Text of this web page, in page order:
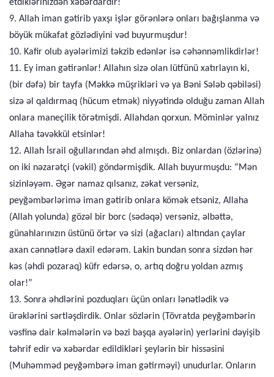
etdiklərinizdən xəbərdardır!
9. Allah iman gətirib yaxşı işlər görənlərə onları bağışlanma və
böyük mükafat gözlədiyini vəd buyurmuşdur!
10. Kafir olub ayələrimizi təkzib edənlər isə cəhənnəmlikdirlər!
11. Ey iman gətirənlər! Allahın sizə olan lütfünü xatırlayın ki,
(bir dəfə) bir tayfa (Məkkə müşrikləri və ya Bəni Sələb qəbiləsi)
sizə əl qaldırmaq (hücum etmək) niyyətində olduğu zaman Allah
onlara maneçilik törətmişdi. Allahdan qorxun. Möminlər yalnız
Allaha təvəkkül etsinlər!
12. Allah İsrail oğullarından əhd almışdı. Biz onlardan (özlərinə)
on iki nəzarətçi (vəkil) göndərmişdik. Allah buyurmuşdu: “Mən
sizinləyəm. Əgər namaz qılsanız, zəkat versəniz,
peyğəmbərlərimə iman gətirib onlara kömək etsəniz, Allaha
(Allah yolunda) gözəl bir borc (sədəqə) versəniz, əlbəttə,
günahlarınızın üstünü örtər və sizi (ağacları) altından çaylar
axan cənnətlərə daxil edərəm. Lakin bundan sonra sizdən hər
kəs (əhdi pozaraq) küfr edərsə, o, artıq doğru yoldan azmış
olar!”
13. Sonra əhdlərini pozduqları üçün onları lənətlədik və
ürəklərini sərtləşdirdik. Onlar sözlərin (Tövratda peyğəmbərin
vəsfinə dair kəlmələrin və bəzi başqa ayələrin) yerlərini dəyişib
təhrif edir və xəbərdar edildikləri şeylərin bir hissəsini
(Muhəmməd peyğəmbərə iman gətirməyi) unudurlar. Onların